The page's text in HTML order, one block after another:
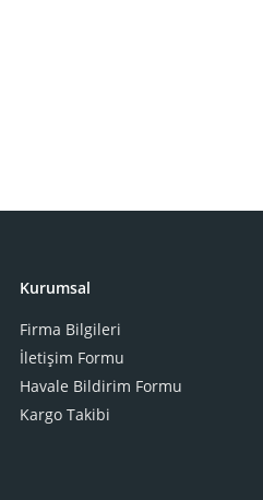
Kurumsal
Firma Bilgileri
İletişim Formu
Havale Bildirim Formu
Kargo Takibi